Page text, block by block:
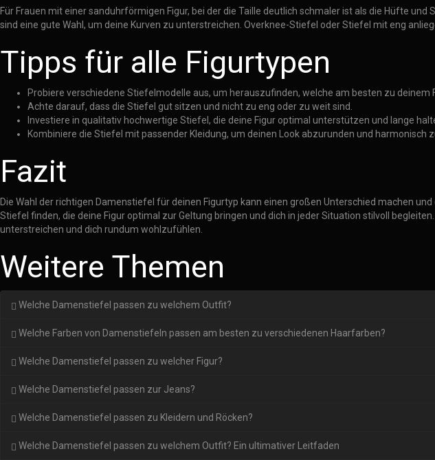
Für Frauen mit einer sanduhrförmigen Figur, bei der die Taille deutlich schmaler ist als die Hüfte
sind eine gute Wahl, um deine Kurven zu unterstreichen. Overknee-Stiefel oder Stiefel mit eng
Tipps für alle Figurtypen
Probiere verschiedene Stiefelmodelle aus, um herauszufinden, welche am besten zu deinem
Achte darauf, dass die Stiefel gut sitzen und nicht zu eng oder zu weit sind.
Investiere in qualitativ hochwertige Stiefel, die deine Figur optimal unterstützen und lange
Kombiniere die Stiefel mit passender Kleidung, um deinen Look abzurunden und harmonisch
Fazit
Die Wahl der richtigen Damenstiefel für deinen Figurtyp kann einen großen Unterschied machen
Stiefel finden, die deine Figur optimal zur Geltung bringen und dich in jeder Situation stilvoll
unterstreichen und dich rundum wohlzufühlen.
Weitere Themen
Welche Damenstiefel passen zu welchem Outfit?
Welche Farben von Damenstiefeln passen am besten zu verschiedenen Haarfarben?
Welche Damenstiefel passen zu welcher Figur?
Welche Damenstiefel passen zur Jeans?
Welche Damenstiefel passen zu Kleidern und Röcken?
Welche Damenstiefel passen zu welchem Outfit? Ein ultimativer Leitfaden